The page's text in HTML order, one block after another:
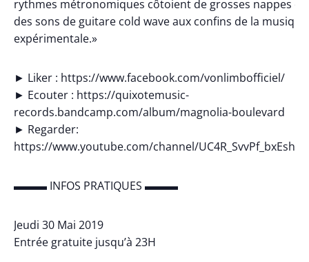
rythmes métronomiques côtoient de grosses nappes de
des sons de guitare cold wave aux confins de la musique
expérimentale.»
► Liker : https://www.facebook.com/vonlimbofficiel/
► Ecouter : https://quixotemusic-
records.bandcamp.com/album/magnolia-boulevard
► Regarder:
https://www.youtube.com/channel/
▬▬▬ INFOS PRATIQUES ▬▬▬
Jeudi 30 Mai 2019
Entrée gratuite jusqu’à 23H